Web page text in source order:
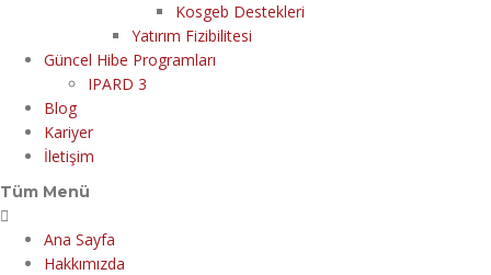
Kosgeb Destekleri
Yatırım Fizibilitesi
Güncel Hibe Programları
IPARD 3
Blog
Kariyer
İletişim
Tüm Menü
Ana Sayfa
Hakkımızda